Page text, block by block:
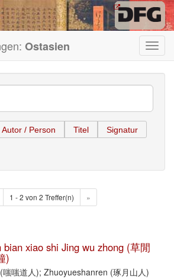
Ostasien
Autor / Person Titel Signatur
Dropdown
1 - 2 von 2 Treffer(n) »
xiao shi Jing wu zhong (草閒
)
嗤道人); Zhuoyueshanren (琢月山人)